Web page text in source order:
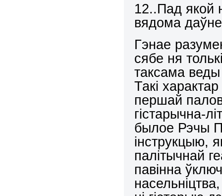
12..Пад якой
вядома
Гэнае
сябе ня
таксама веды
Такі
першай
гістарычна-
былое Рэчы
інструкцыю,
палітычнай
павінна